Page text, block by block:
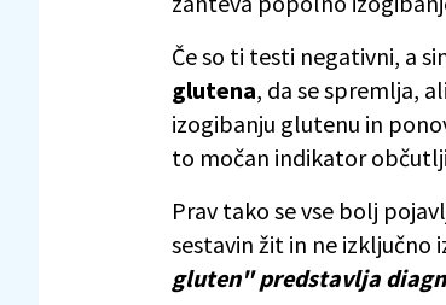
Če so ti testi negativni, a
glutena, da se spremlja,
izogibanju glutenu in
to močan indikator
Prav tako se vse bolj
sestavin žit in ne izključno
gluten" predstavlja